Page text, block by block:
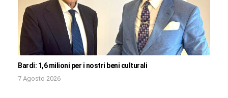
Bardi: 1,6 milioni per i nostri beni culturali
7 Agosto 2026